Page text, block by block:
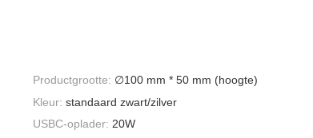
Productgrootte: ∅100 mm * 50 mm (hoogte)
Kleur: standaard zwart/zilver
USBC-oplader: 20W